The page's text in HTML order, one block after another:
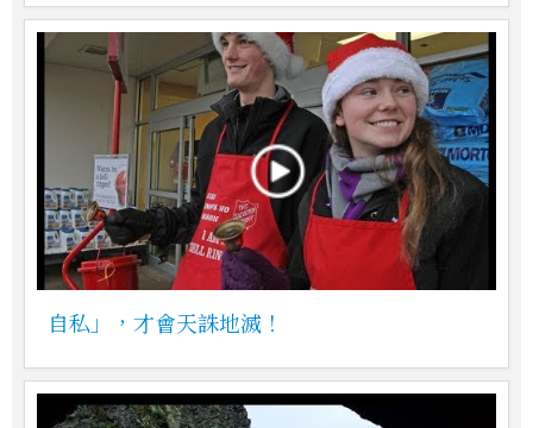
自私」，才會天誅地滅！